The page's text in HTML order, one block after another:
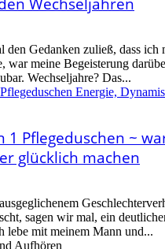
den Gedanken zuließ, dass ich
war meine Begeisterung
Wechseljahre? Das...
1 Pflegeduschen ~
glücklich machen
sagen wir mal, ein
lebe mit meinem Mann und...